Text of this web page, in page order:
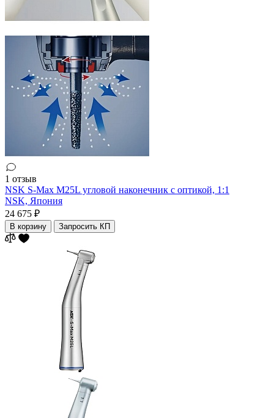
1 отзыв
NSK S-Max M25L угловой наконечник с оптикой, 1:1
NSK, Япония
24 675 ₽
В корзину Запросить КП